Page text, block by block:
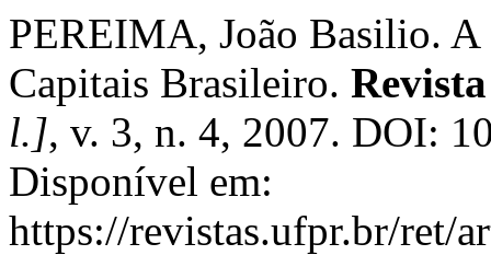
PEREIMA, João Basilio. A
Capitais Brasileiro.
l.], v. 3, n. 4, 2007. DOI:
Disponível em:
https://revistas.ufpr.br/ret/